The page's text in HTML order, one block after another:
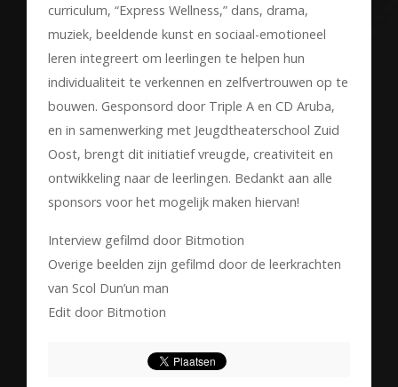
curriculum, “Express Wellness,” dans, drama,
muziek, beeldende kunst en sociaal-emotioneel
leren integreert om leerlingen te helpen hun
individualiteit te verkennen en zelfvertrouwen op te
bouwen. Gesponsord door Triple A en CD Aruba,
en in samenwerking met Jeugdtheaterschool Zuid
Oost, brengt dit initiatief vreugde, creativiteit en
ontwikkeling naar de leerlingen. Bedankt aan alle
sponsors voor het mogelijk maken hiervan!
Interview gefilmd door Bitmotion
Overige beelden zijn gefilmd door de leerkrachten
van Scol Dun’un man
Edit door Bitmotion